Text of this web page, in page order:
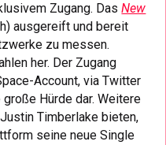
Zugang. DasNew
ausgereift und bereit
zu messen.
her. Der Zugang
Account, via Twitter
Hürde dar. Weitere
Timberlake bieten,
seine neue Single